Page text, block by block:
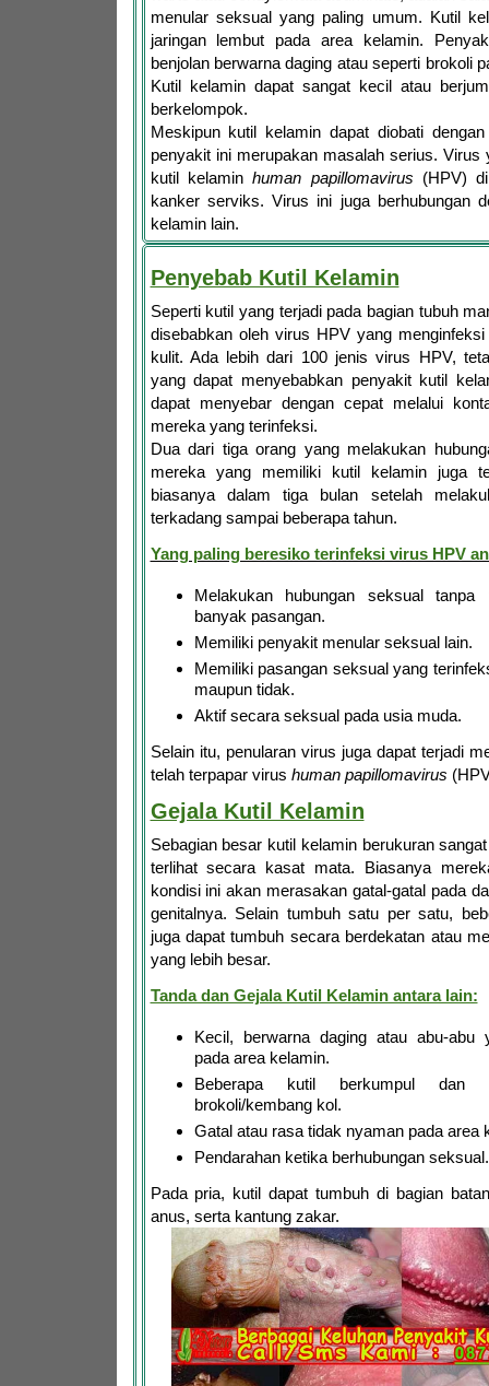
menular seksual yang paling umum. Kutil
jaringan lembut pada area kelamin.
benjolan berwarna daging atau seperti brokoli
Kutil kelamin dapat sangat kecil atau
berkelompok.
Meskipun kutil kelamin dapat diobati
penyakit ini merupakan masalah serius. Virus
kutil kelaminhuman papillomavirus (HPV)
kanker serviks. Virus ini juga berhubungan
kelamin lain.
Penyebab Kutil Kelamin
Seperti kutil yang terjadi pada bagian tubuh
disebabkan oleh virus HPV yang
kulit. Ada lebih dari 100 jenis virus HPV,
yang dapat menyebabkan penyakit kutil
dapat menyebar dengan cepat melalui
mereka yang terinfeksi.
Dua dari tiga orang yang melakukan
mereka yang memiliki kutil kelamin juga
biasanya dalam tiga bulan setelah
terkadang sampai beberapa tahun.
Yang paling beresiko terinfeksi virus HPV
Melakukan hubungan seksual tanpa
banyak pasangan.
Memiliki penyakit menular seksual lain.
Memiliki pasangan seksual yang
maupun tidak.
Aktif secara seksual pada usia muda.
Selain itu, penularan virus juga dapat terjadi
telah terpapar virus human papillomavirus
Gejala Kutil Kelamin
Sebagian besar kutil kelamin berukuran
terlihat secara kasat mata. Biasanya
kondisi ini akan merasakan gatal-gatal pada
genitalnya. Selain tumbuh satu per satu,
juga dapat tumbuh secara berdekatan atau
yang lebih besar.
Tanda dan Gejala Kutil Kelamin antara lain:
Kecil, berwarna daging atau abu-abu
pada area kelamin.
Beberapa kutil berkumpul dan
brokoli/kembang kol.
Gatal atau rasa tidak nyaman pada area
Pendarahan ketika berhubungan seksual.
Pada pria, kutil dapat tumbuh di bagian
anus, serta kantung zakar.